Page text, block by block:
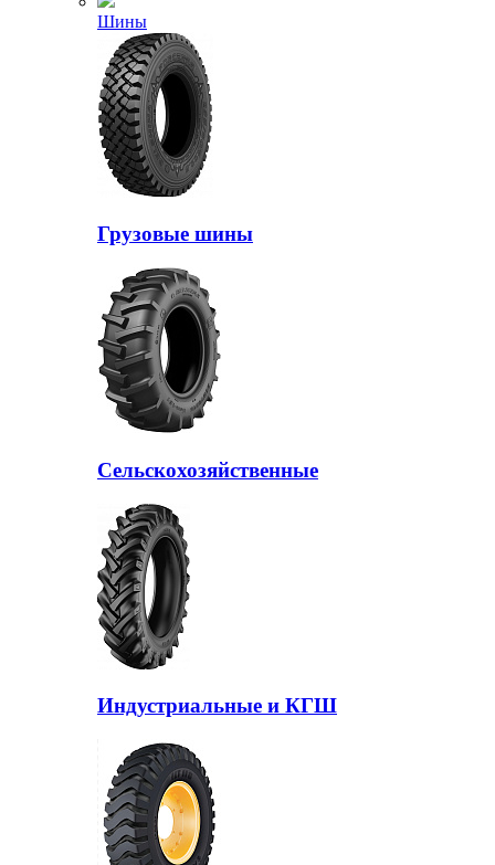
Шины
Грузовые шины
Сельскохозяйственные
Индустриальные и КГШ